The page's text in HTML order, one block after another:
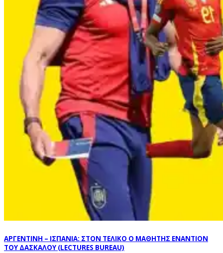
ΑΡΓΕΝΤΙΝΗ – ΙΣΠΑΝΙΑ: ΣΤΟΝ ΤΕΛΙΚΟ Ο ΜΑΘΗΤΗΣ ΕΝΑΝΤΙΟΝ
ΤΟΥ ΔΑΣΚΑΛΟΥ (LECTURES BUREAU)